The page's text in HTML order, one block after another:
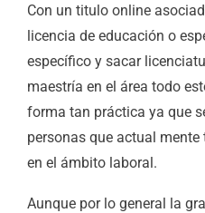
Con un titulo online
licencia de educación o
específico y sacar
maestría en el área todo
forma tan práctica ya que
personas que actual
en el ámbito laboral.
Aunque por lo general la